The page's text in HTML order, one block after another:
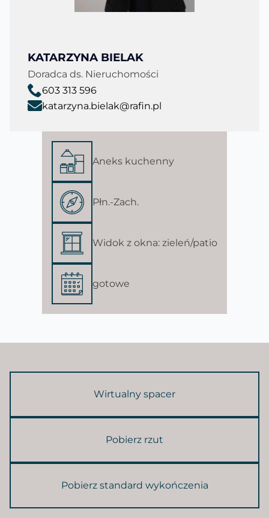
KATARZYNA BIELAK
Doradca ds. Nieruchomości
603 313 596
katarzyna.bielak@rafin.pl
Aneks kuchenny
Płn.-Zach.
Widok z okna: zieleń/patio
gotowe
Wirtualny spacer
Pobierz rzut
Pobierz standard wykończenia